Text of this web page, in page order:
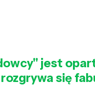
jest
się